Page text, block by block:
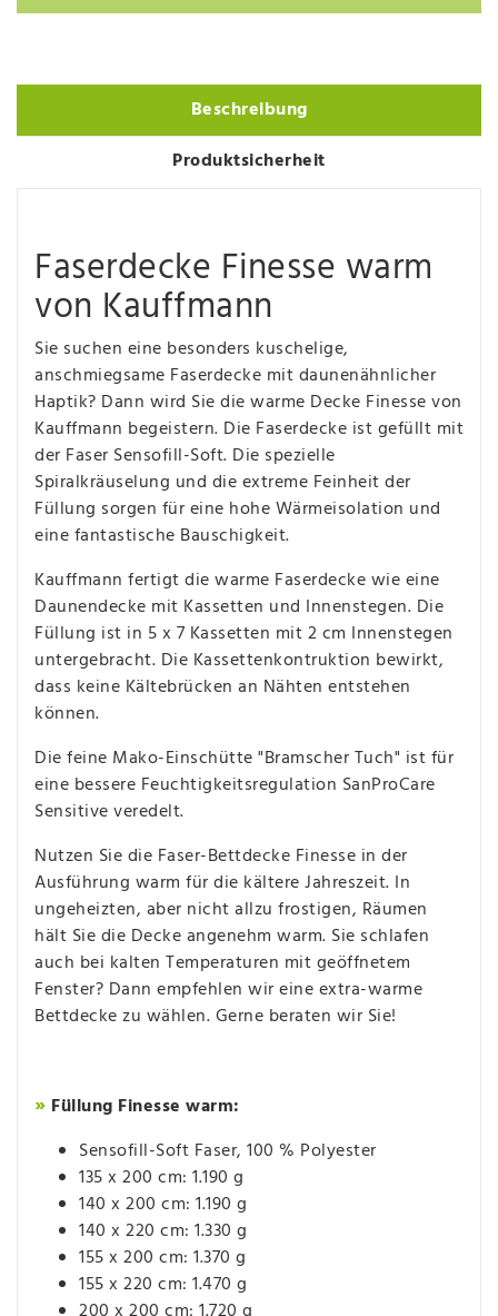
Beschreibung
Produktsicherheit
Faserdecke Finesse warm
von Kauffmann
Sie suchen eine besonders kuschelige,
anschmiegsame Faserdecke mit daunenähnlicher
Haptik? Dann wird Sie die warme Decke Finesse von
Kauffmann begeistern. Die Faserdecke ist gefüllt mit
der Faser Sensofill-Soft. Die spezielle
Spiralkräuselung und die extreme Feinheit der
Füllung sorgen für eine hohe Wärmeisolation und
eine fantastische Bauschigkeit.
Kauffmann fertigt die warme Faserdecke wie eine
Daunendecke mit Kassetten und Innenstegen. Die
Füllung ist in 5 x 7 Kassetten mit 2 cm Innenstegen
untergebracht. Die Kassettenkontruktion bewirkt,
dass keine Kältebrücken an Nähten entstehen
können.
Die feine Mako-Einschütte "Bramscher Tuch" ist für
eine bessere Feuchtigkeitsregulation SanProCare
Sensitive veredelt.
Nutzen Sie die Faser-Bettdecke Finesse in der
Ausführung warm für die kältere Jahreszeit. In
ungeheizten, aber nicht allzu frostigen, Räumen
hält Sie die Decke angenehm warm. Sie schlafen
auch bei kalten Temperaturen mit geöffnetem
Fenster? Dann empfehlen wir eine extra-warme
Bettdecke zu wählen. Gerne beraten wir Sie!
» Füllung Finesse warm:
Sensofill-Soft Faser, 100 % Polyester
135 x 200 cm: 1.190 g
140 x 200 cm: 1.190 g
140 x 220 cm: 1.330 g
155 x 200 cm: 1.370 g
155 x 220 cm: 1.470 g